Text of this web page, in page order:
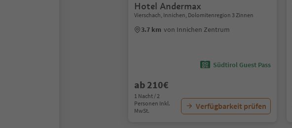
Hotel Andermax
Vierschach, Innichen, Dolomitenregion 3 Zinnen
3.7 km von Innichen Zentrum
Südtirol Guest Pass
ab 210€
1 Nacht / 2
Personen Inkl.
MwSt.
Verfügbarkeit prüfen